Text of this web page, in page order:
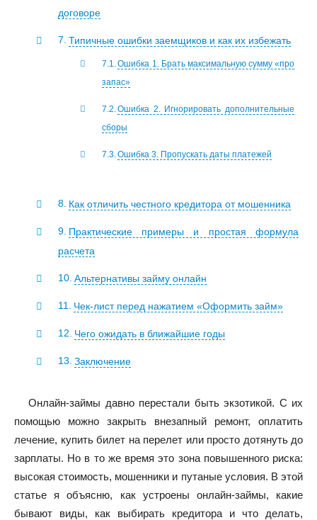
договоре
Типичные ошибки заемщиков и как их избежать
Ошибка 1. Брать максимальную сумму «про
запас»
Ошибка 2. Игнорировать дополнительные
сборы
Ошибка 3. Пропускать даты платежей
Как отличить честного кредитора от мошенника
Практические примеры и простая формула
расчета
Альтернативы займу онлайн
Чек-лист перед нажатием «Оформить займ»
Чего ожидать в ближайшие годы
Заключение
Онлайн-займы давно перестали быть экзотикой. С их
помощью можно закрыть внезапный ремонт, оплатить
лечение, купить билет на перелет или просто дотянуть до
зарплаты. Но в то же время это зона повышенного риска:
высокая стоимость, мошенники и путаные условия. В этой
статье я объясню, как устроены онлайн-займы, какие
бывают виды, как выбирать кредитора и что делать,